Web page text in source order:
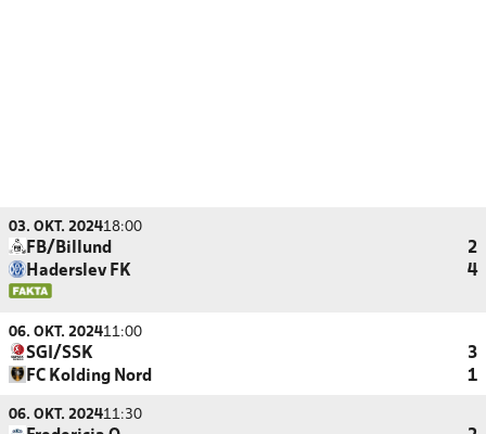
03. OKT. 202418:00
FB/Billund
2
Haderslev FK
4
06. OKT. 202411:00
SGI/SSK
3
FC Kolding Nord
1
06. OKT. 202411:30